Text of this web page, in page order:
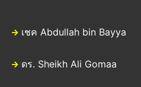
เชค Abdullah bin Bayya
ดร. Sheikh Ali Gomaa